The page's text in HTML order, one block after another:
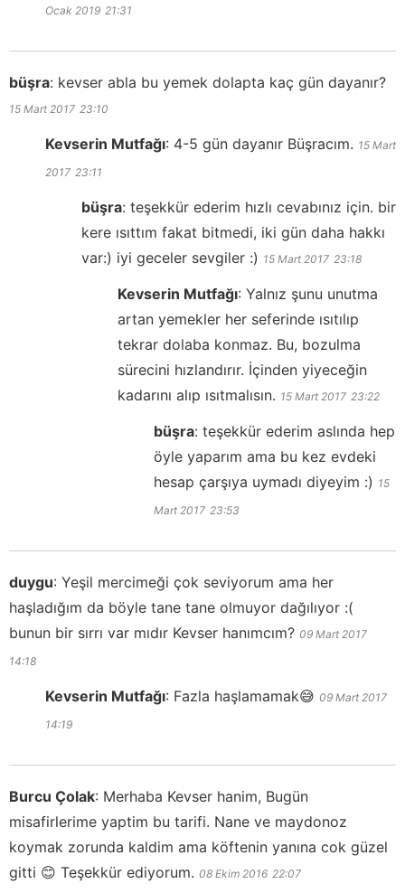
Ocak 2019 21:31
büşra: kevser abla bu yemek dolapta kaç gün dayanır?
15 Mart 2017 23:10
Kevserin Mutfağı: 4-5 gün dayanır Büşracım. 15 Mart
2017 23:11
büşra: teşekkür ederim hızlı cevabınız için. bir
kere ısıttım fakat bitmedi, iki gün daha hakkı
var:) iyi geceler sevgiler :) 15 Mart 2017 23:18
Kevserin Mutfağı: Yalnız şunu unutma
artan yemekler her seferinde ısıtılıp
tekrar dolaba konmaz. Bu, bozulma
sürecini hızlandırır. İçinden yiyeceğin
kadarını alıp ısıtmalısın. 15 Mart 2017 23:22
büşra: teşekkür ederim aslında hep
öyle yaparım ama bu kez evdeki
hesap çarşıya uymadı diyeyim :) 15
Mart 2017 23:53
duygu: Yeşil mercimeği çok seviyorum ama her
haşladığım da böyle tane tane olmuyor dağılıyor :(
bunun bir sırrı var mıdır Kevser hanımcım? 09 Mart 2017
14:18
Kevserin Mutfağı: Fazla haşlamamak😅 09 Mart 2017
14:19
Burcu Çolak: Merhaba Kevser hanim, Bugün
misafirlerime yaptim bu tarifi. Nane ve maydonoz
koymak zorunda kaldim ama köftenin yanına cok güzel
gitti 😊 Teşekkür ediyorum. 08 Ekim 2016 22:07